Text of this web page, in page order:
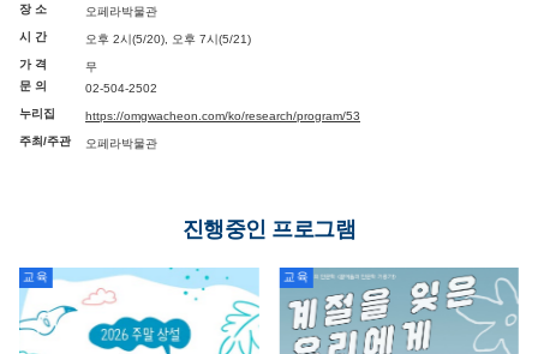
장 소
오페라박물관
시 간
오후 2시(5/20), 오후 7시(5/21)
가 격
무
문 의
02-504-2502
누리집
https://omgwacheon.com/ko/research/program/53
주최/주관
오페라박물관
진행중인 프로그램
교육 교육